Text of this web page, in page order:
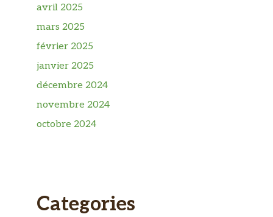
avril 2025
mars 2025
février 2025
janvier 2025
décembre 2024
novembre 2024
octobre 2024
Categories